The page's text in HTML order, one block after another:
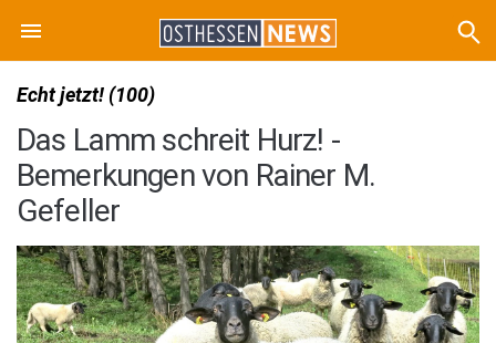
Echt jetzt! (100)
Das Lamm schreit Hurz! -
Bemerkungen von Rainer M.
Gefeller